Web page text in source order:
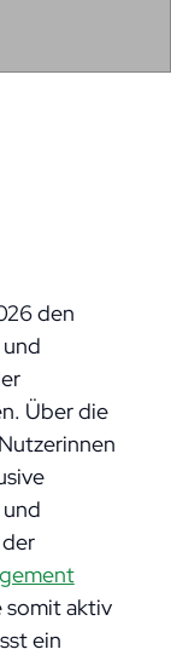
den
und
Über die
somit aktiv
ein